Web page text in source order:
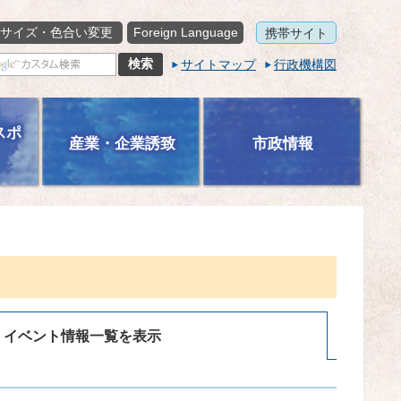
イズ・色合い変更 Foreign Language 携帯サイト
サイトマップ 行政機構図
ポ
産業・企業誘致 市政情報
イベント情報一覧を表示